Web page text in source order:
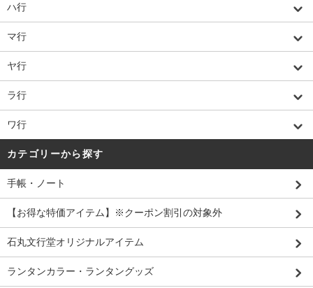
ハ行
マ行
ヤ行
ラ行
ワ行
カテゴリーから探す
手帳・ノート
【お得な特価アイテム】※クーポン割引の対象外
石丸文行堂オリジナルアイテム
ランタンカラー・ランタングッズ